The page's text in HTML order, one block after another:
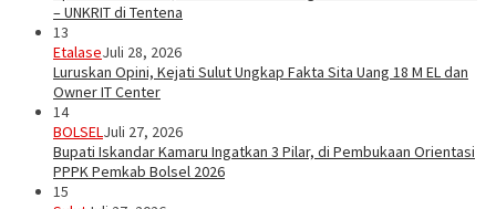
– UNKRIT di Tentena
13
EtalaseJuli 28, 2026
Luruskan Opini, Kejati Sulut Ungkap Fakta Sita Uang 18 M EL dan
Owner IT Center
14
BOLSELJuli 27, 2026
Bupati Iskandar Kamaru Ingatkan 3 Pilar, di Pembukaan Orientasi
PPPK Pemkab Bolsel 2026
15